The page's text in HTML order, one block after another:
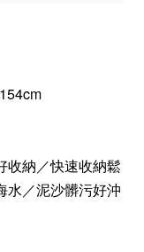
納／快速收納鬆
水／泥沙髒污好沖